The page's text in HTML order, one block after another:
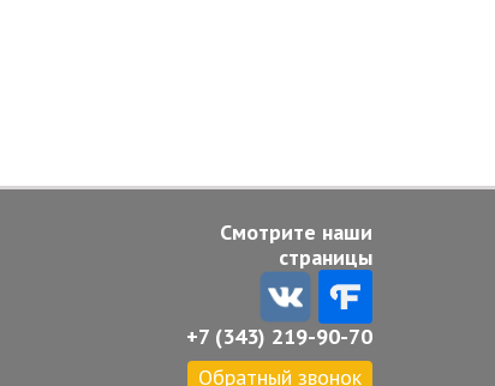
Смотрите наши
страницы
+7 (343) 219-90-70
Обратный звонок